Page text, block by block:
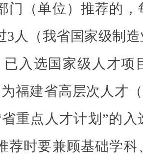
门（单位）推荐的
3人
（我省国家级制
已入选国家级人才项
福建省高层次人才
省重点人才计划 ”的入
荐时要兼顾基础学